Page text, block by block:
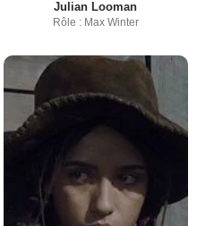
Julian Looman
Rôle : Max Winter